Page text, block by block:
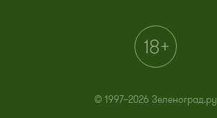
© 1997–2026 Зеленоград.ру